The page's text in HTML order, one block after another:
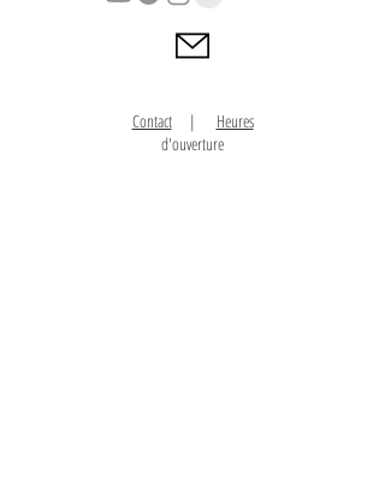
Contact| Heures
d'ouverture